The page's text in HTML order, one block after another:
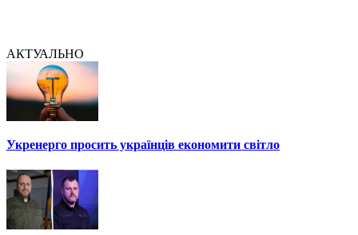
АКТУАЛЬНО
Укренерго просить українців економити світло